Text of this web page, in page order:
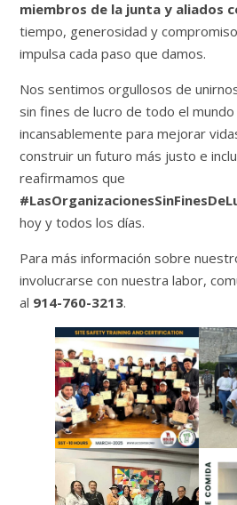
miembros de la junta y aliados
tiempo, generosidad y
impulsa cada paso que damos.
Nos sentimos orgullosos de
sin fines de lucro de todo el
incansablemente para mejorar
construir un futuro más justo e
reafirmamos que
hoy y todos los días.
Para más información sobre
involucrarse con nuestra labor,
al 914-760-3213.